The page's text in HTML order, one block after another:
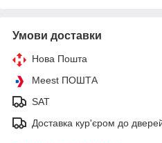
Умови доставки
Нова Пошта
Meest ПОШТА
SAT
Доставка кур'єром до